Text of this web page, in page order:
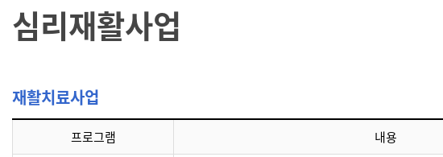
심리재활사업
재활치료사업
프로그램 내용